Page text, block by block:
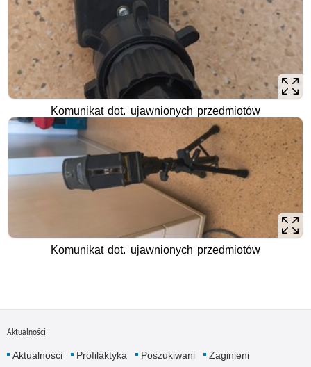
Komunikat dot. ujawnionych przedmiotów
Komunikat dot. ujawnionych przedmiotów
Aktualności
Aktualności Profilaktyka Poszukiwani
Zaginieni